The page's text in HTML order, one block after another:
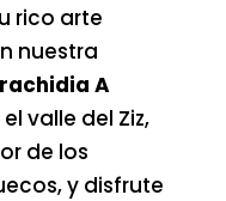
rico arte
nuestra
A
valle del Ziz,
de los
y disfrute